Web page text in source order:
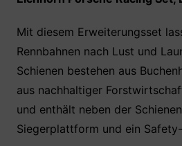
Mit diesem Erweiterungsset
Rennbahnen nach Lust und
Schienen bestehen aus
aus nachhaltiger
und enthält neben der
Siegerplattform und ein